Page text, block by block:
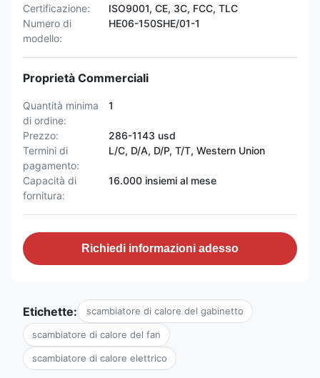
Certificazione:
ISO9001, CE, 3C, FCC, TLC
Numero di
modello:
HE06-150SHE/01-1
Proprietà Commerciali
Quantità minima
di ordine:
1
Prezzo:
286-1143 usd
Termini di
pagamento:
L/C, D/A, D/P, T/T, Western Union
Capacità di
fornitura:
16.000 insiemi al mese
Richiedi informazioni adesso
Etichette: scambiatore di calore del gabinetto
scambiatore di calore del fan
scambiatore di calore elettrico